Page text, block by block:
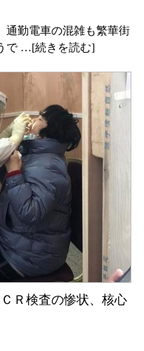
通勤電車の混雑も繁華街
で …[続きを読む]
Ｒ検査の惨状、核心